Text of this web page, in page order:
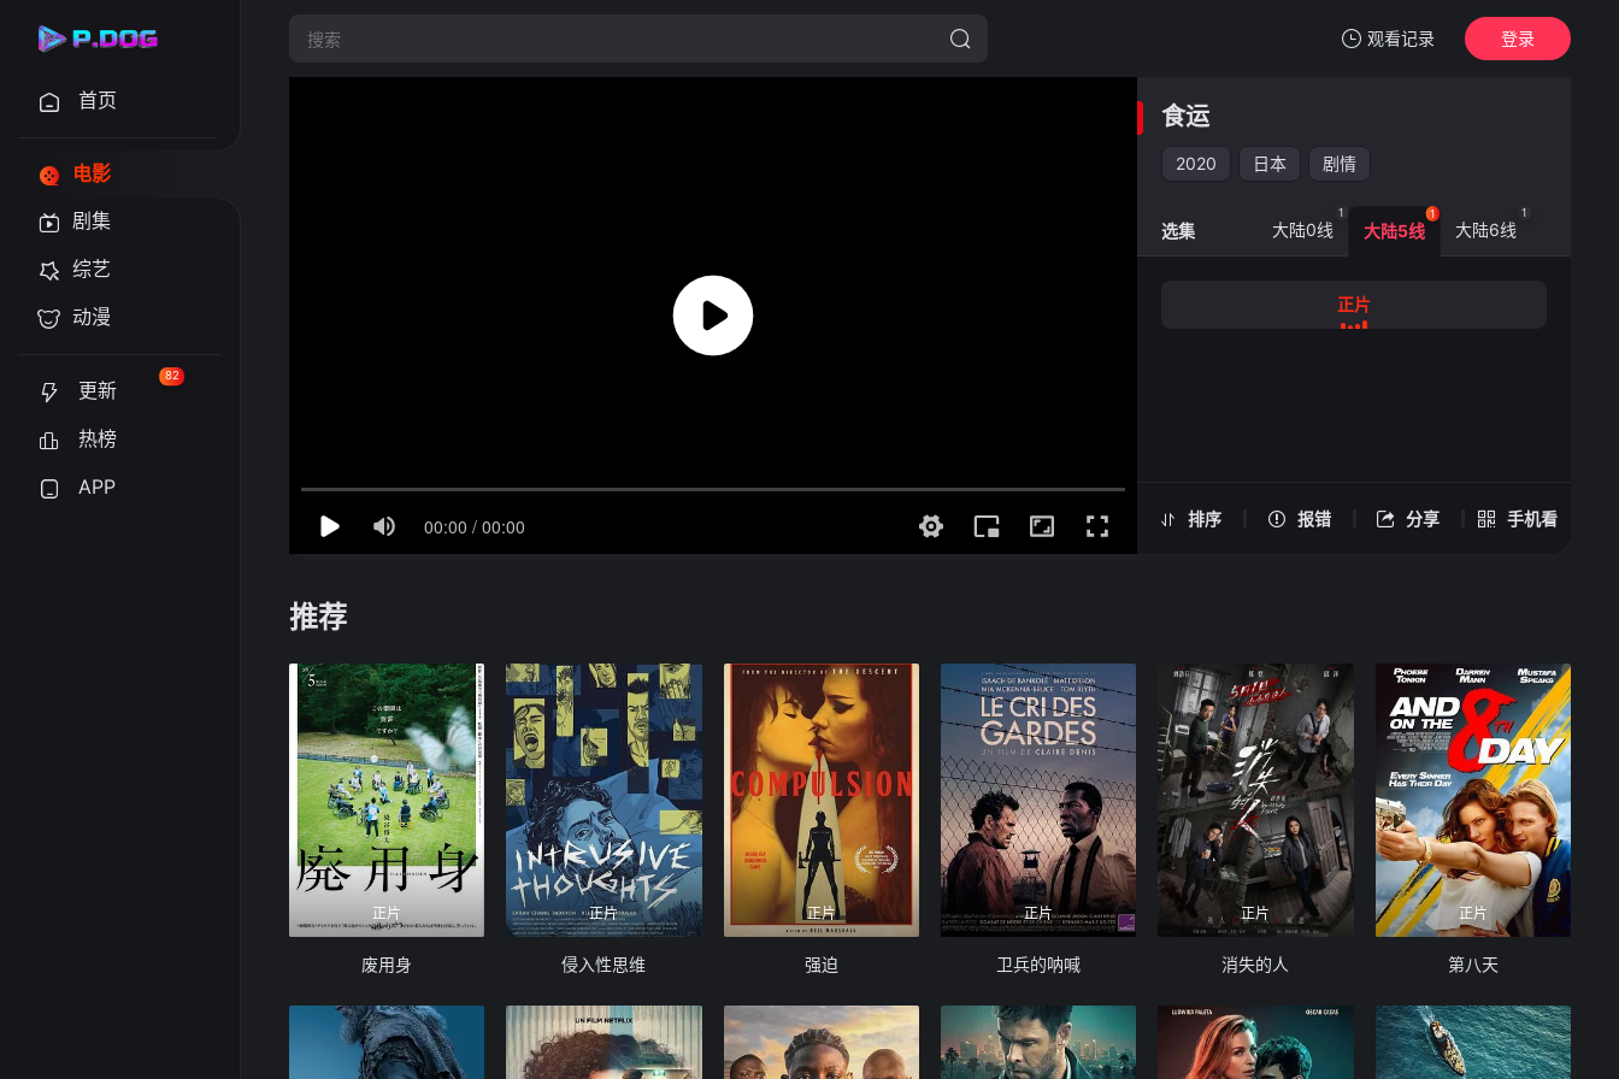
观看记录
我的观影记录
食运
登录
首页
电影
剧集
综艺
动漫
更新
82
热榜
APP
食运
2020 日本 剧情
排序 报错 分享 手机看
食运 -正片
手机扫一扫继续看
选集 大陆0线
1
大陆5线
1
大陆6线
1
正片
推荐
正片
废用身
正片
侵入性思维
正片
强迫
正片
卫兵的呐喊
正片
消失的人
正片
第八天